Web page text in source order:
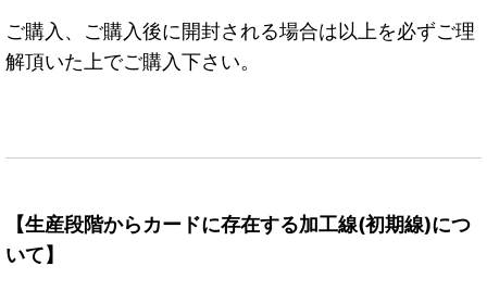
ご購入、ご購入後に開封される場合は以上を必ずご理
解頂いた上でご購入下さい。
【生産段階からカードに存在する加工線(初期線)につ
いて】